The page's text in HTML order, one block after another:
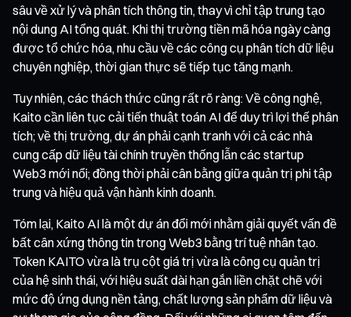
sâu về xử lý và phân tích thông tin, thay vì chỉ tập trung tạo
nội dung AI tổng quát. Khi thị trường tiền mã hóa ngày càng
được tổ chức hóa, nhu cầu về các công cụ phân tích dữ liệu
chuyên nghiệp, thời gian thực sẽ tiếp tục tăng mạnh.
Tuy nhiên, các thách thức cũng rất rõ ràng: Về công nghệ,
Kaito cần liên tục cải tiến thuật toán AI để duy trì lợi thế phân
tích; về thị trường, dự án phải cạnh tranh với cả các nhà
cung cấp dữ liệu tài chính truyền thống lẫn các startup
Web3 mới nổi; đồng thời phải cân bằng giữa quản trị phi tập
trung và hiệu quả vận hành kinh doanh.
Tóm lại, Kaito AI là một dự án đổi mới nhằm giải quyết vấn đề
bất cân xứng thông tin trong Web3 bằng trí tuệ nhân tạo.
Token KAITO vừa là trụ cột giá trị vừa là công cụ quản trị
của hệ sinh thái, với hiệu suất dài hạn gắn liền chặt chẽ với
mức độ ứng dụng nền tảng, chất lượng sản phẩm dữ liệu và